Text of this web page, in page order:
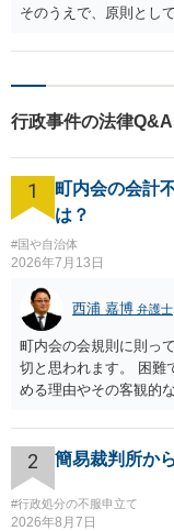
そのうえで、原則とし
に収入が減るとなれば
ます。 婚姻費用・養育
のご回答は、かなり詳
き取りをしないとご回
行政事件の法律
1
町内会の会計
は？
#国や自治体
2026年7月13日
西浦 嘉博 弁護士
町内会の会規則に則っ
切と思われます。 困難
める理由やその客観的
法律事務所での相談を
2 簡易裁判所か
#行政処分の不服申立て
2026年8月7日